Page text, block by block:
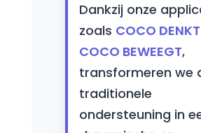
Dankzij onze
zoals COCO
COCO BEWEEGT,
transformeren we
traditionele
ondersteuning in